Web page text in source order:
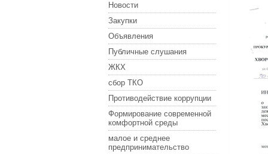
Новости
Закупки
Объявления
Публичные слушания
ЖКХ
сбор ТКО
Противодействие коррупции
Формирование современной
комфортной среды
малое и среднее
предпринимательство